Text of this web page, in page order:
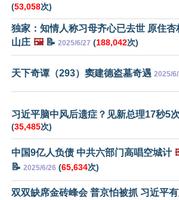
(53,058次)
独家：知情人称习母齐心已去世 原住杏
山庄 🖼️📝 2025/6/27 (188,042次)
天下奇谭（293）窦建德盗墓奇遇 2025/
习近平脑中风后遗症？见新总理17秒5
(35,485次)
中国9亿人负债 中共六部门高唱空城计
📝 2025/6/26 (65,634次)
双双缺席金砖峰会 普京怕被抓 习近平